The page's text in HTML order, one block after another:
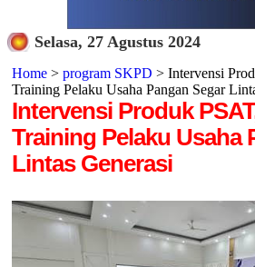
Selasa, 27 Agustus 2024
Home> program SKPD > Intervensi
Training Pelaku Usaha Pangan Segar
Intervensi Produk
Training Pelaku Usaha
Lintas Generasi